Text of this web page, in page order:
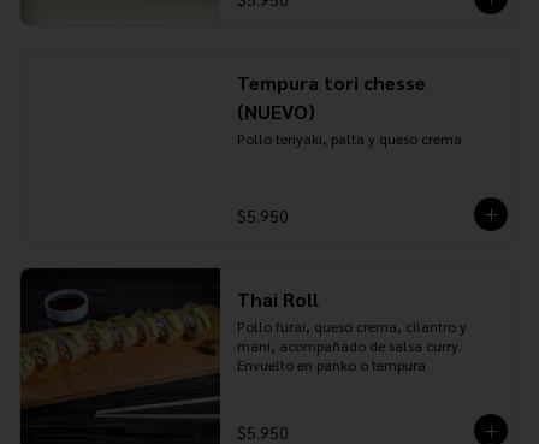
Tempura tori chesse
(NUEVO)
Pollo teriyaki, palta y queso crema
$5.950
Thai Roll
Pollo furai, queso crema, cilantro y
maní, acompañado de salsa curry.
Envuelto en panko o tempura
$5.950